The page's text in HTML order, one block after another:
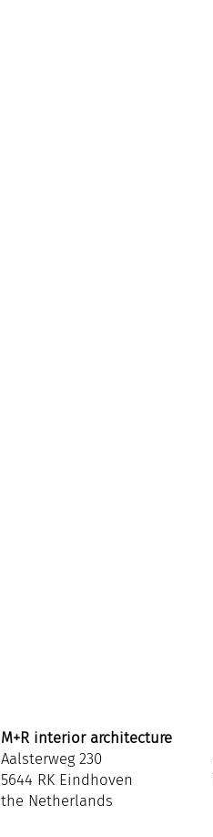
M+R interior architecture
Aalsterweg 230
5644 RK Eindhoven
the Netherlands